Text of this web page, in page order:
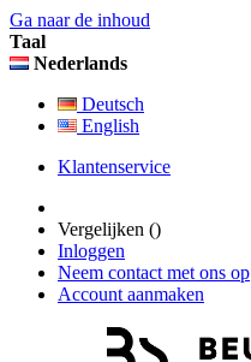
Ga naar de inhoud
Taal
Nederlands
Deutsch
English
Klantenservice
Vergelijken ()
Inloggen
Neem contact met ons op
Account aanmaken